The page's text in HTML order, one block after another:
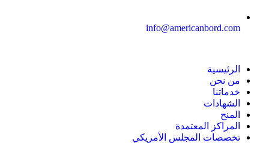
info@americanbord.com
الرئيسية
من نحن
خدماتنا
الشهادات
المنح
المراكز المعتمدة
تخصصات المجلس الأمريكي